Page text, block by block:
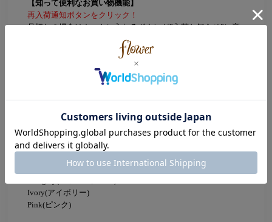
【知って便利なお買い物機能】
再入荷通知ボタンをクリック！
品切れの場合はカートに入れるボタンが”入荷お知らせ”に変
完売カラーの再入荷通知はこちらからご登録ください。
（再入荷の予定がないアイテムはSOLD OUTになっておりま
気になるアイテムは♡お気に入りへ追加！
無料会員登録をされているユーザーなら
マイページのお気に入り一覧からチェック可能に！
Ivory(アイボリー)
Pink(ピンク)